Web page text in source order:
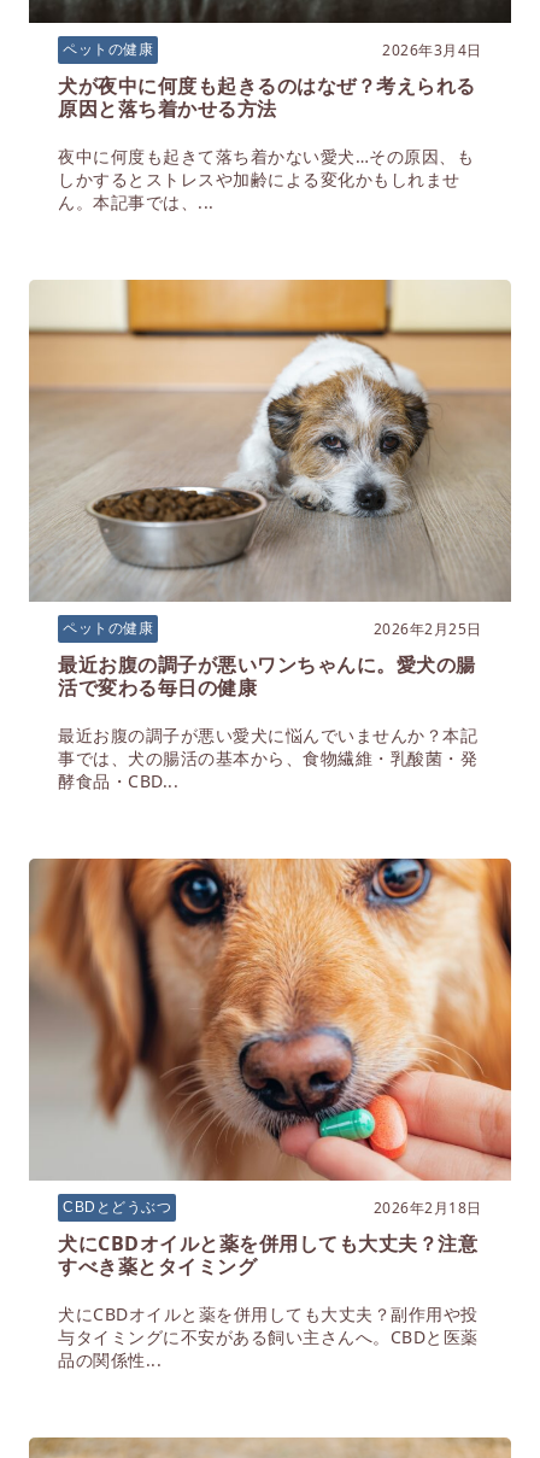
ペットの健康 2026年3月4日
犬が夜中に何度も起きるのはなぜ？考えられる
原因と落ち着かせる方法
夜中に何度も起きて落ち着かない愛犬…その原因、も
しかするとストレスや加齢による変化かもしれませ
ん。本記事では、...
ペットの健康 2026年2月25日
最近お腹の調子が悪いワンちゃんに。愛犬の腸
活で変わる毎日の健康
最近お腹の調子が悪い愛犬に悩んでいませんか？本記
事では、犬の腸活の基本から、食物繊維・乳酸菌・発
酵食品・CBD...
CBDとどうぶつ 2026年2月18日
犬にCBDオイルと薬を併用しても大丈夫？注意
すべき薬とタイミング
犬にCBDオイルと薬を併用しても大丈夫？副作用や投
与タイミングに不安がある飼い主さんへ。CBDと医薬
品の関係性...